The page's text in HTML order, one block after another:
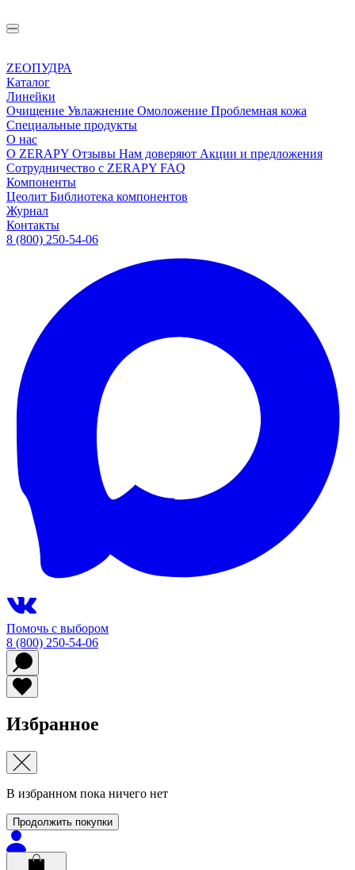
ZEOПУДРА
Каталог
Линейки
Очищение Увлажнение Омоложение Проблемная кожа
Специальные продукты
О нас
О ZERAPY Отзывы Нам доверяют Акции и предложения
Сотрудничество с ZERAPY FAQ
Компоненты
Цеолит Библиотека компонентов
Журнал
Контакты
8 (800) 250-54-06
Помочь с выбором
8 (800) 250-54-06
Избранное
В избранном пока ничего нет
Продолжить покупки